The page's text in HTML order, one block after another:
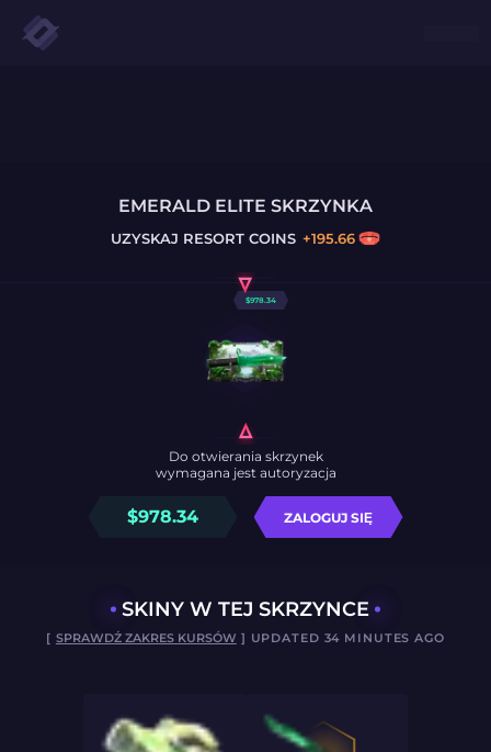
EMERALD ELITE SKRZYNKA
UZYSKAJ RESORT COINS +195.66
$978.34
$978.34 ZALOGUJ SIĘ
Do otwierania skrzynek
wymagana jest autoryzacja
SKINY W TEJ SKRZYNCE
[ SPRAWDŹ ZAKRES KURSÓW ] UPDATED 34 MINUTES AGO